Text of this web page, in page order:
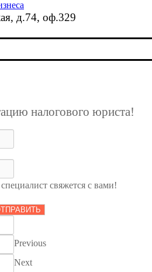
д.74, оф.329
налогового юриста!
свяжется с вами!
Previous
Next